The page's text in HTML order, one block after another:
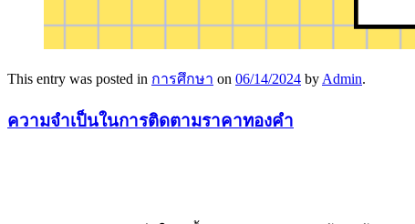
This entry was posted in การศึกษา on 06/14/2024 by Admin.
ความจำเป็นในการติดตามราคาทองคำ